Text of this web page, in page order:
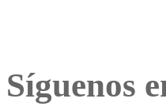
Síguenos